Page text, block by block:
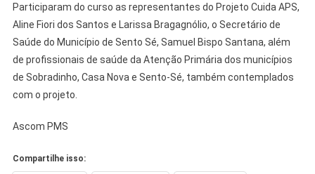
Participaram do curso as representantes do Projeto Cuida APS,
Aline Fiori dos Santos e Larissa Bragagnólio, o Secretário de
Saúde do Município de Sento Sé, Samuel Bispo Santana, além
de profissionais de saúde da Atenção Primária dos municípios
de Sobradinho, Casa Nova e Sento-Sé, também contemplados
com o projeto.
Ascom PMS
Compartilhe isso: